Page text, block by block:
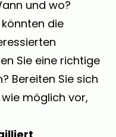
und wo?
die
Sie eine richtige
Bereiten Sie sich
möglich vor,